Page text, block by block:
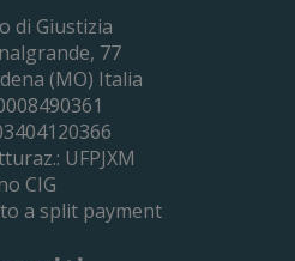
– Elezioni Dei Delegati
di Giustizia
77
(MO) Italia
UFPJXM
CIG
a split payment